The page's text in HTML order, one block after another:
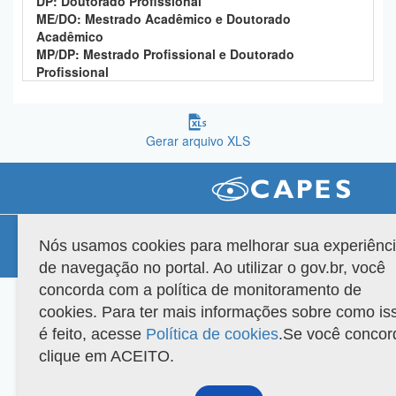
PlanaltoME/DO: Mestrado Acadêmico e Doutorado
Acadêmico
MP/DP: Mestrado Profissional e Doutorado
Profissional
Gerar arquivo XLS
Versão do sistema: 3.88.9 Copyright 2022 Capes. Todos os direitos reservados.
Nós usamos cookies para melhorar sua
de navegação no portal. Ao utilizar o gov.br, você
concorda com a política de monitoramento de
cookies. Para ter mais informações sobre como
é feito, acesse Política de cookies.Se você
clique em ACEITO.